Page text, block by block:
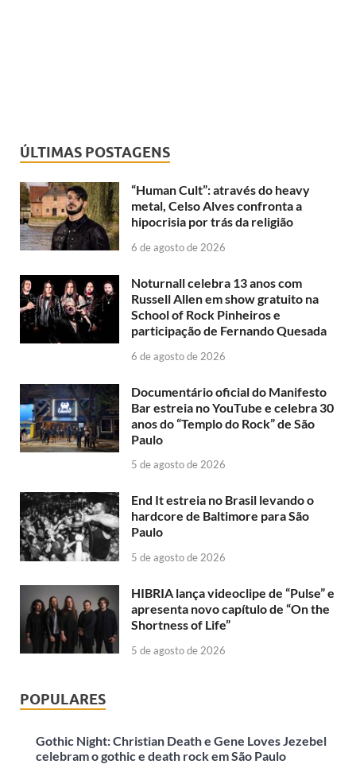
ÚLTIMAS POSTAGENS
“Human Cult”: através do heavy
metal, Celso Alves confronta a
hipocrisia por trás da religião
6 de agosto de 2026
Noturnall celebra 13 anos com
Russell Allen em show gratuito na
School of Rock Pinheiros e
participação de Fernando Quesada
6 de agosto de 2026
Documentário oficial do Manifesto
Bar estreia no YouTube e celebra 30
anos do “Templo do Rock” de São
Paulo
5 de agosto de 2026
End It estreia no Brasil levando o
hardcore de Baltimore para São
Paulo
5 de agosto de 2026
HIBRIA lança videoclipe de “Pulse” e
apresenta novo capítulo de “On the
Shortness of Life”
5 de agosto de 2026
POPULARES
Gothic Night: Christian Death e Gene Loves Jezebel
celebram o gothic e death rock em São Paulo